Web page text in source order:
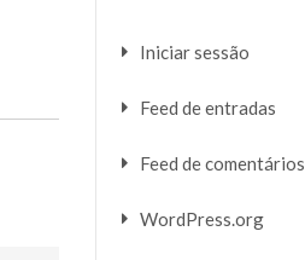
Iniciar sessão
Feed de entradas
Feed de comentários
WordPress.org